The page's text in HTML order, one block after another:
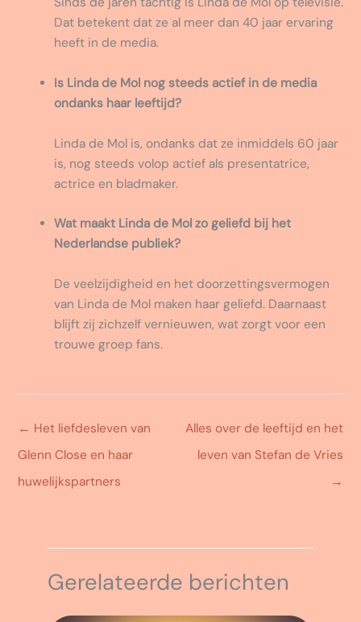
Dat betekent dat ze al meer dan 40 jaar ervaring
heeft in de media.
Is Linda de Mol nog steeds actief in de media
ondanks haar leeftijd?
Linda de Mol is, ondanks dat ze inmiddels 60 jaar
is, nog steeds volop actief als presentatrice,
actrice en bladmaker.
Wat maakt Linda de Mol zo geliefd bij het
Nederlandse publiek?
De veelzijdigheid en het doorzettingsvermogen
van Linda de Mol maken haar geliefd. Daarnaast
blijft zij zichzelf vernieuwen, wat zorgt voor een
trouwe groep fans.
← Het liefdesleven van
Glenn Close en haar
huwelijkspartners
Alles over de leeftijd en het
leven van Stefan de Vries
→
Gerelateerde berichten